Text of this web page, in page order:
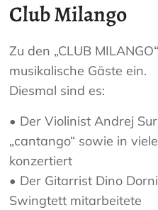
Club Milango
Zu den „CLUB
musikalische Gäste ein.
Diesmal sind es:
• Der Violinist Andrej
„cantango“ sowie in
konzertiert
• Der Gitarrist Dino
Swingtett mitarbeitete